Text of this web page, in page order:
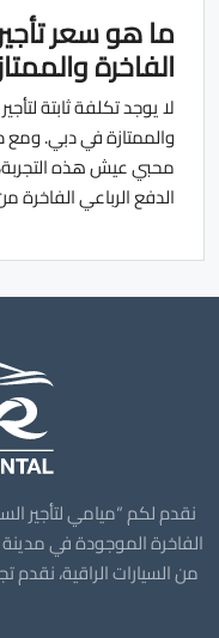
ما هو سعر
الفاخرة
لا يوجد تكلفة ثابتة
والممتازة في دبي. ومع
محبي عيش هذه
الدفع الرباعي
نقدم لكم “ميامي لتأجير
الفاخرة الموجودة في مدينة
من السيارات الراقية، نقدم